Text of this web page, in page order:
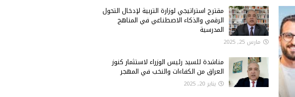
مقترح استراتيجي لوزارة التربية لإدخال التحول
الرقمي والذكاء الاصطناعي في المناهج
المدرسية
مارس 25, 2025
مناشدة للسيد رئيس الوزراء لاستثمار كنوز
العراق من الكفاءات والنخب في المهجر
يناير 20, 2025